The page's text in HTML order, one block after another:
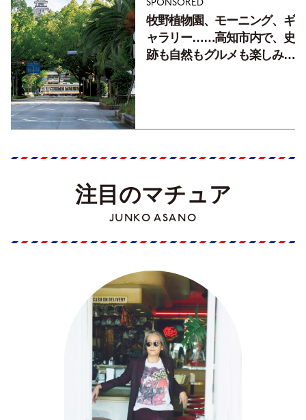
SPONSORED
牧野植物園、モーニング、ギ
ャラリー……高知市内で、史
跡も自然もグルメも楽しみ尽
注目のマチュア
JUNKO ASANO